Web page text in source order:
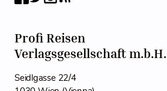
Profi Reisen
Verlagsgesellschaft m.b.H.
Seidlgasse 22/4